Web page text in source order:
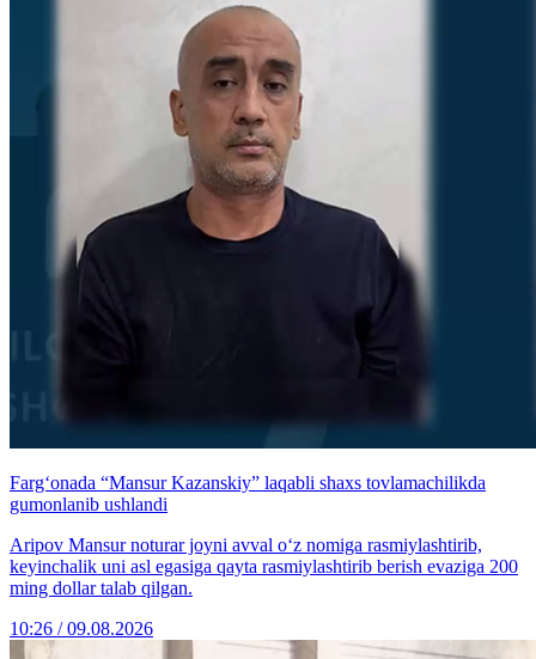
Farg‘onada “Mansur Kazanskiy” laqabli shaxs tovlamachilikda
gumonlanib ushlandi
Aripov Mansur noturar joyni avval o‘z nomiga rasmiylashtirib,
keyinchalik uni asl egasiga qayta rasmiylashtirib berish evaziga 200
ming dollar talab qilgan.
10:26 / 09.08.2026